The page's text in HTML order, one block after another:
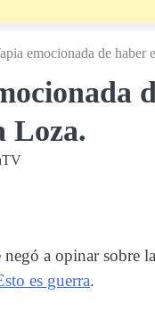
emocionada de haber
Loza.
a opinar sobre
es guerra.